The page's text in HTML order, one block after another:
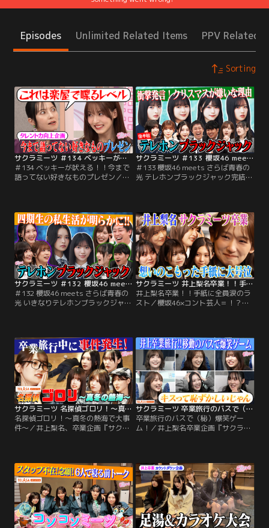
Episodes Unlimited Related Items PPV Related
Sorting
サクラミーツ ＃134 ベッキーが吠える！！今まで語ってない好きなものプレゼン
＃134 ベッキーが吠える！！今まで
語ってない好きなものプレゼン／櫻
46メンバーのバラエティー力を向上
させよう！ということで今回は…あ
まり語ってこなかったけど、実は好
きなものを語るプレゼン大会を開
催！！
サクラミーツ ＃133 櫻坂46 meets さらば青春の光 テレホンブラックジャック完結編！！
＃133 櫻坂46 meets さらば青春の
光 テレホンブラックジャック完結
場！！▼櫻坂46×さらば青春の光の
コラボゲーム・テレホンブラックジ
ャック完結編！！
サクラミーツ ＃132 櫻坂46 meets さらば青春の光 いきなりテレホンブラックジャック～新春SP～
＃132 櫻坂46 meets さらば青春の
光 いきなりテレホンブラックジャッ
人が登場！！▼櫻坂46×さらば青春
の光のコラボゲーム！！大好評企画
に四期生初参戦！！さらば青春の光
とテレホンブラックジャック！！今
回は武元チームと東ブクロチームに
分かれ…。
サクラミーツ 井上梨名卒業！！手紙に全員涙のラスト
井上梨名卒業！！手紙に全員涙のラ
スト／櫻坂46×コント芸人＝！？櫻
ン企画ファイナル！メンバーが井上
とやりたい事を盛り込んだ、笑いあ
り涙ありの1泊2日サクラミーツ卒業
旅行！！レギュラー開始から約2年
半 ついに今夜、井上がサクラミーツ
卒業へ…。
サクラミーツ 名探偵ゴロリ！～真冬の熱海で大事件～
名探偵ゴロリ！～真冬の熱海で大事
件～／井上梨名、卒業企画『サクラ
かが倒れているのを発見！！近づい
てみると、番組スタッフが無惨な姿
にー！？メンバー一同困惑している
とそこに「名探偵ゴロリ」が登場！
突如、事件を解決することに！！
サクラミーツ 卒業旅行のバスで（秘）爆笑ゲーム！
卒業旅行のバスで（秘）爆笑ゲー
ム！／井上梨名卒業企画『サクラミ
えましょう！やレインボーとやった
料理に合う調味料あてゲーム、2文
字しりとりなどさまざまなゲームで
大盛り上がり！！修学旅行のバスの
中を思わせる楽しい時間に思わず爆
笑！